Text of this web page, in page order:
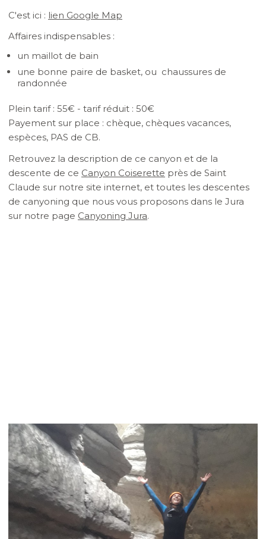
C'est ici : lien Google Map
Affaires indispensables :
un maillot de bain
une bonne paire de basket, ou chaussures de
randonnée
Plein tarif : 55€ - tarif réduit : 50€
Payement sur place : chèque, chèques vacances,
espèces, PAS de CB.
Retrouvez la description de ce canyon et de la
descente de ce Canyon Coiserette près de Saint
Claude sur notre site internet, et toutes les descentes
de canyoning que nous vous proposons dans le Jura
sur notre page Canyoning Jura.